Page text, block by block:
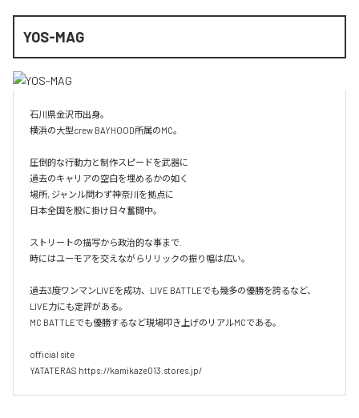
YOS-MAG
石川県金沢市出身。
横浜の大型crew BAYHOOD所属のMC。
圧倒的な行動力と制作スピードを武器に
過去のキャリアの空白を埋めるかの如く
場所, ジャンル問わず神奈川を拠点に
日本全国を股に掛け日々奮闘中。
ストリートの描写から政治的な事まで.
時にはユーモアを交えながらリリックの振り幅は広い。
過去3度ワンマンLIVEを成功、LIVE BATTLEでも幾多の優勝を誇るなど、
LIVE力にも定評がある。
MC BATTLEでも優勝するなど現場叩き上げのリアルMCである。
official site
YATATERAS https://kamikaze013.stores.jp/